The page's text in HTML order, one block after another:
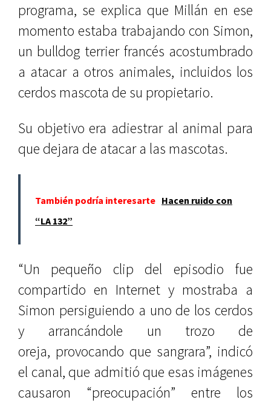
programa, se explica que Millán en ese
momento estaba trabajando con Simon,
un bulldog terrier francés acostumbrado
a atacar a otros animales, incluidos los
cerdos mascota de su propietario.
Su objetivo era adiestrar al animal para
que dejara de atacar a las mascotas.
También podría interesarte Hacen ruido con
“LA 132”
“Un pequeño clip del episodio fue
compartido en Internet y mostraba a
Simon persiguiendo a uno de los cerdos
y arrancándole un trozo de
oreja, provocando que sangrara”, indicó
el canal, que admitió que esas imágenes
causaron “preocupación” entre los